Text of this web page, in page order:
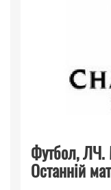
Футбол,
Останній